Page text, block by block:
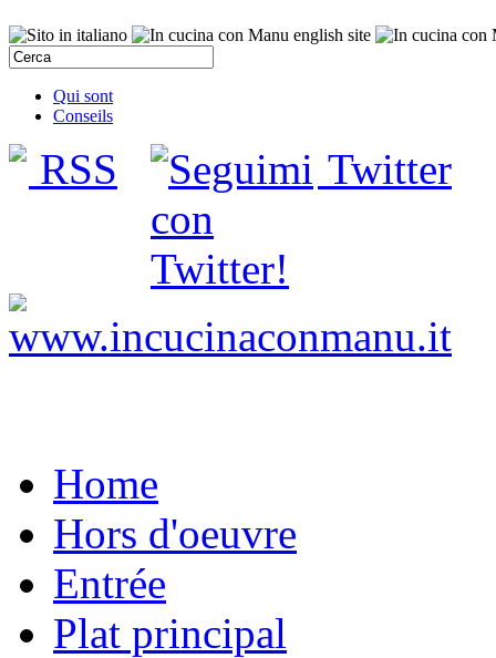
Qui sont
Conseils
RSS Twitter
Home
Hors d'oeuvre
Entrée
Plat principal